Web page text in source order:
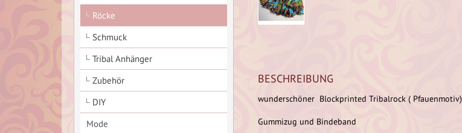
BESCHREIBUNG
wunderschöner Blockprinted Tribalrock ( Pfauenmotiv)
Gummizug und Bindeband
Röcke
Schmuck
Tribal Anhänger
Zubehör
DIY
Mode